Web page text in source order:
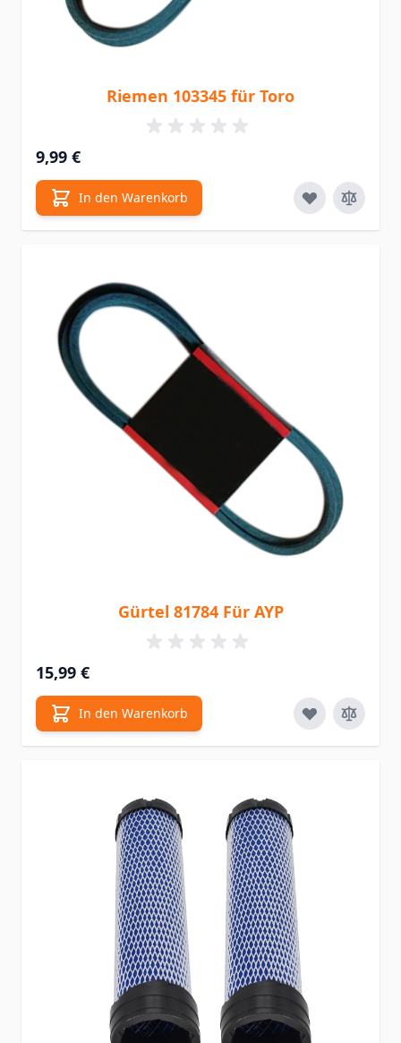
Riemen 103345 für Toro
9,99 €
In den Warenkorb
Gürtel 81784 Für AYP
15,99 €
In den Warenkorb